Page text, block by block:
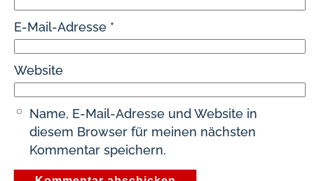
E-Mail-Adresse *
Website
Name, E-Mail-Adresse und Website in
diesem Browser für meinen nächsten
Kommentar speichern.